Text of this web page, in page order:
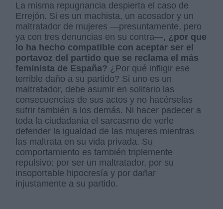
La misma repugnancia despierta el caso de
Errejón. Si es un machista, un acosador y un
maltratador de mujeres —presuntamente, pero
ya con tres denuncias en su contra—, ¿por que
lo ha hecho compatible con aceptar ser el
portavoz del partido que se reclama el más
feminista de España? ¿Por qué infligir ese
terrible daño a su partido? Si uno es un
maltratador, debe asumir en solitario las
consecuencias de sus actos y no hacérselas
sufrir también a los demás. Ni hacer padecer a
toda la ciudadanía el sarcasmo de verle
defender la igualdad de las mujeres mientras
las maltrata en su vida privada. Su
comportamiento es también triplemente
repulsivo: por ser un maltratador, por su
insoportable hipocresía y por dañar
injustamente a su partido.